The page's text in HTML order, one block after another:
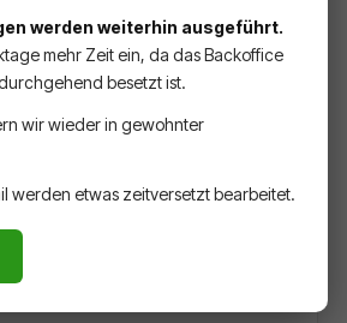
DU HAST 0 PRODUKTE AUF
werden weiterhin ausgeführt.
mehr Zeit ein, da das Backoffice
besetzt ist.
wir wieder in gewohnter
werden etwas zeitversetzt bearbeitet.